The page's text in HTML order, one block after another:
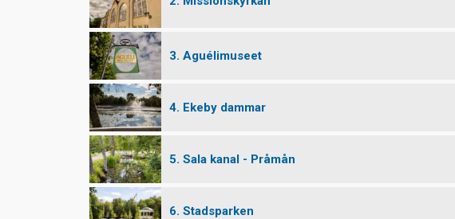
3. Aguélimuseet
4. Ekeby dammar
5. Sala kanal - Pråmån
6. Stadsparken